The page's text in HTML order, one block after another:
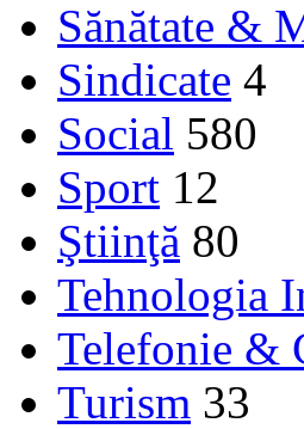
Sănătate &
Sindicate 4
Social 580
Sport 12
Ştiinţă 80
Tehnologia
Telefonie &
Turism 33